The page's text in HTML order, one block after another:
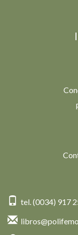
tel. (0034) 917